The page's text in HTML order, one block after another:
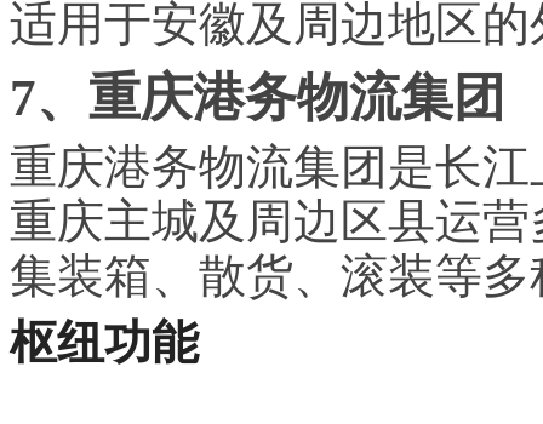
适用于安徽及周边地区
7、重庆港务物流集团
重庆港务物流集团是长
重庆主城及周边区县运
集装箱、散货、滚装等
枢纽功能